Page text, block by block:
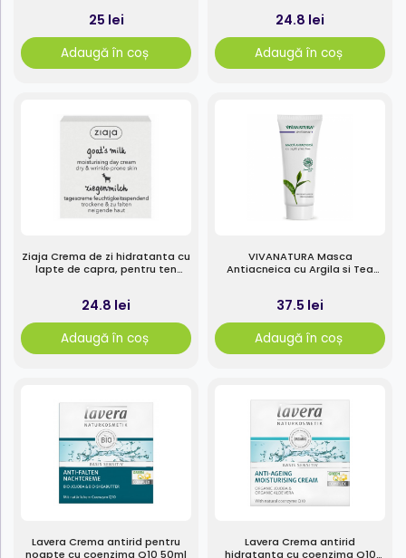
25 lei
Adaugă în coș
24.8 lei
Adaugă în coș
Ziaja Crema de zi hidratanta cu
lapte de capra, pentru ten
24.8 lei
Adaugă în coș
VIVANATURA Masca
Antiacneica cu Argila si Tea
37.5 lei
Adaugă în coș
Lavera Crema antirid pentru
noapte cu coenzima Q10 50ml
Lavera Crema antirid
hidratanta cu coenzima Q10